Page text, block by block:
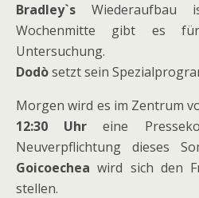
Bradley`s
Wochenmitte gibt es
Untersuchung.
Dodòsetzt sein
Morgen wird es im Zentrum
12:30 Uhr eine
Neuverpflichtung dieses
Goicoecheawird sich den
stellen.